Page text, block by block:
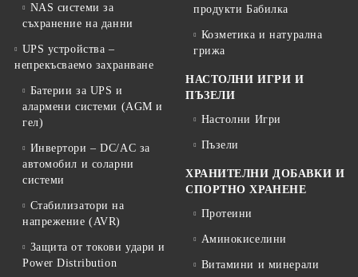
NAS системи за
съхранение на данни
UPS устройства –
непрекъсваемо захранване
Батерии за UPS и
алармени системи (AGM и
гел)
Инвертори – DC/AC за
автомобил и соларни
системи
Стабилизатори на
напрежение (AVR)
Защита от токови удари и
Power Distribution
продукти Бабилка
Козметика и натурална
грижа
НАСТОЛНИ ИГРИ И
ПЪЗЕЛИ
Настолни Игри
Пъзели
ХРАНИТЕЛНИ ДОБАВКИ И
СПОРТНО ХРАНЕНЕ
Протеини
Аминокиселини
Витамини и минерали